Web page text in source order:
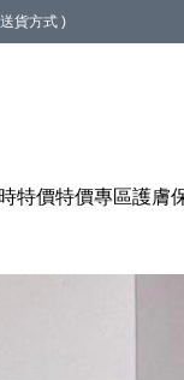
貨方式 )
特價特價專區護膚